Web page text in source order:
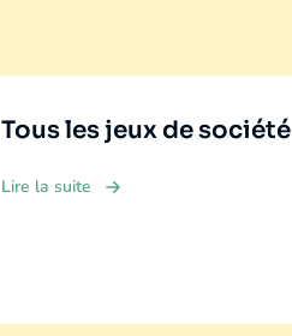
Tous les jeux de société
Lire la suite